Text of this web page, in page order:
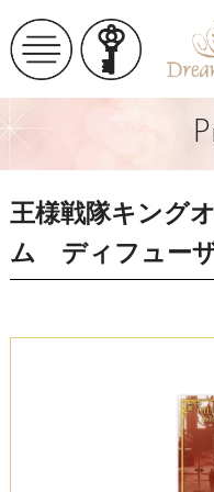
王様戦隊キング
ム ディフュー